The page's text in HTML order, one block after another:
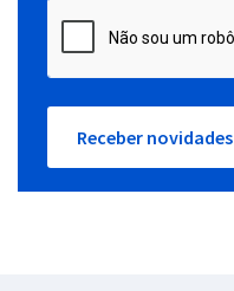
Receber novidades